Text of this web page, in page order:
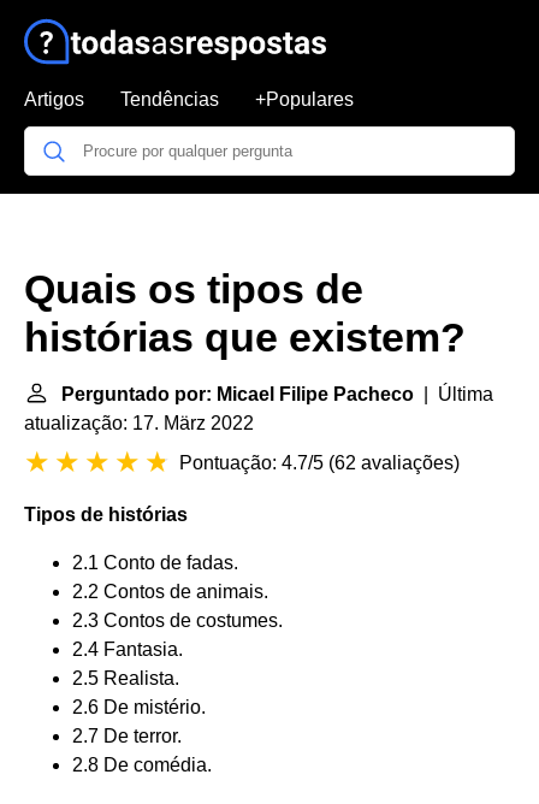
Artigos Tendências +Populares
Quais os tipos de
histórias que existem?
Perguntado por: Micael Filipe Pacheco | Última
atualização: 17. März 2022
Pontuação: 4.7/5 (62 avaliações)
Tipos de histórias
2.1 Conto de fadas.
2.2 Contos de animais.
2.3 Contos de costumes.
2.4 Fantasia.
2.5 Realista.
2.6 De mistério.
2.7 De terror.
2.8 De comédia.